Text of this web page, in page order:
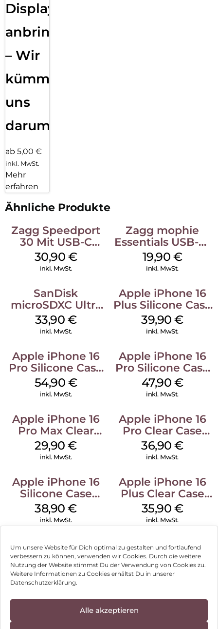
Um unsere Website für Dich optimal zu gestalten und fortlaufend
verbessern zu können, verwenden wir Cookies. Durch die weitere
Nutzung der Website stimmst Du der Verwendung von Cookies zu.
Weitere Informationen zu Cookies erhältst Du in unserer
Datenschutzerklärung.
Alle akzeptieren
Displayfolie
anbringen
– Wir
kümmern
uns
darum!
ab 5,00 €
inkl. MwSt.
Mehr
erfahren
Ähnliche Produkte
Zagg Speedport
30 Mit USB-C
Kabel Weiß
30,90 €
inkl. MwSt.
Zagg mophie
Essentials USB-C-
20W Charger PD
Weiß
19,90 €
inkl. MwSt.
SanDisk
microSDXC Ultra
128 GB + Adapter
Mobile
33,90 €
inkl. MwSt.
Apple iPhone 16
Plus Silicone Case
MagSafe Plum
39,90€
inkl. MwSt.
Apple iPhone 16
Pro Silicone Case
MagSafe Black
54,90 €
inkl. MwSt.
Apple iPhone 16
Pro Silicone Case
MagSafe Denim
47,90 €
inkl. MwSt.
Apple iPhone 16
Pro Max Clear
Case MagSafe
Transparent
29,90€
inkl. MwSt.
Apple iPhone 16
Pro Clear Case
MagSafe
Transparent
36,90€
inkl. MwSt.
Apple iPhone 16
Silicone Case
MagSafe
Ultramarine
38,90€
inkl. MwSt.
Apple iPhone 16
Plus Clear Case
MagSafe
Transparent
35,90 €
inkl. MwSt.
Impressum